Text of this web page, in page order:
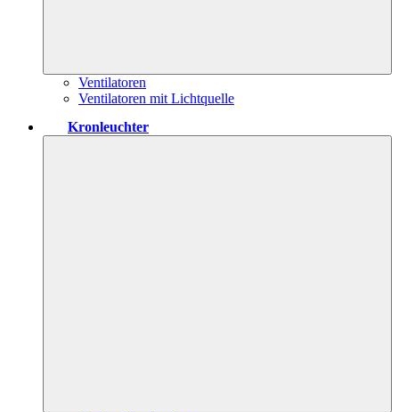
Ventilatoren
Ventilatoren mit Lichtquelle
Kronleuchter